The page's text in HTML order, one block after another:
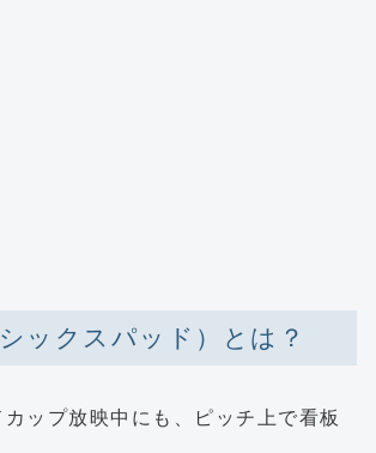
ックスパッド）とは？
ップ放映中にも、ピッチ上で看板